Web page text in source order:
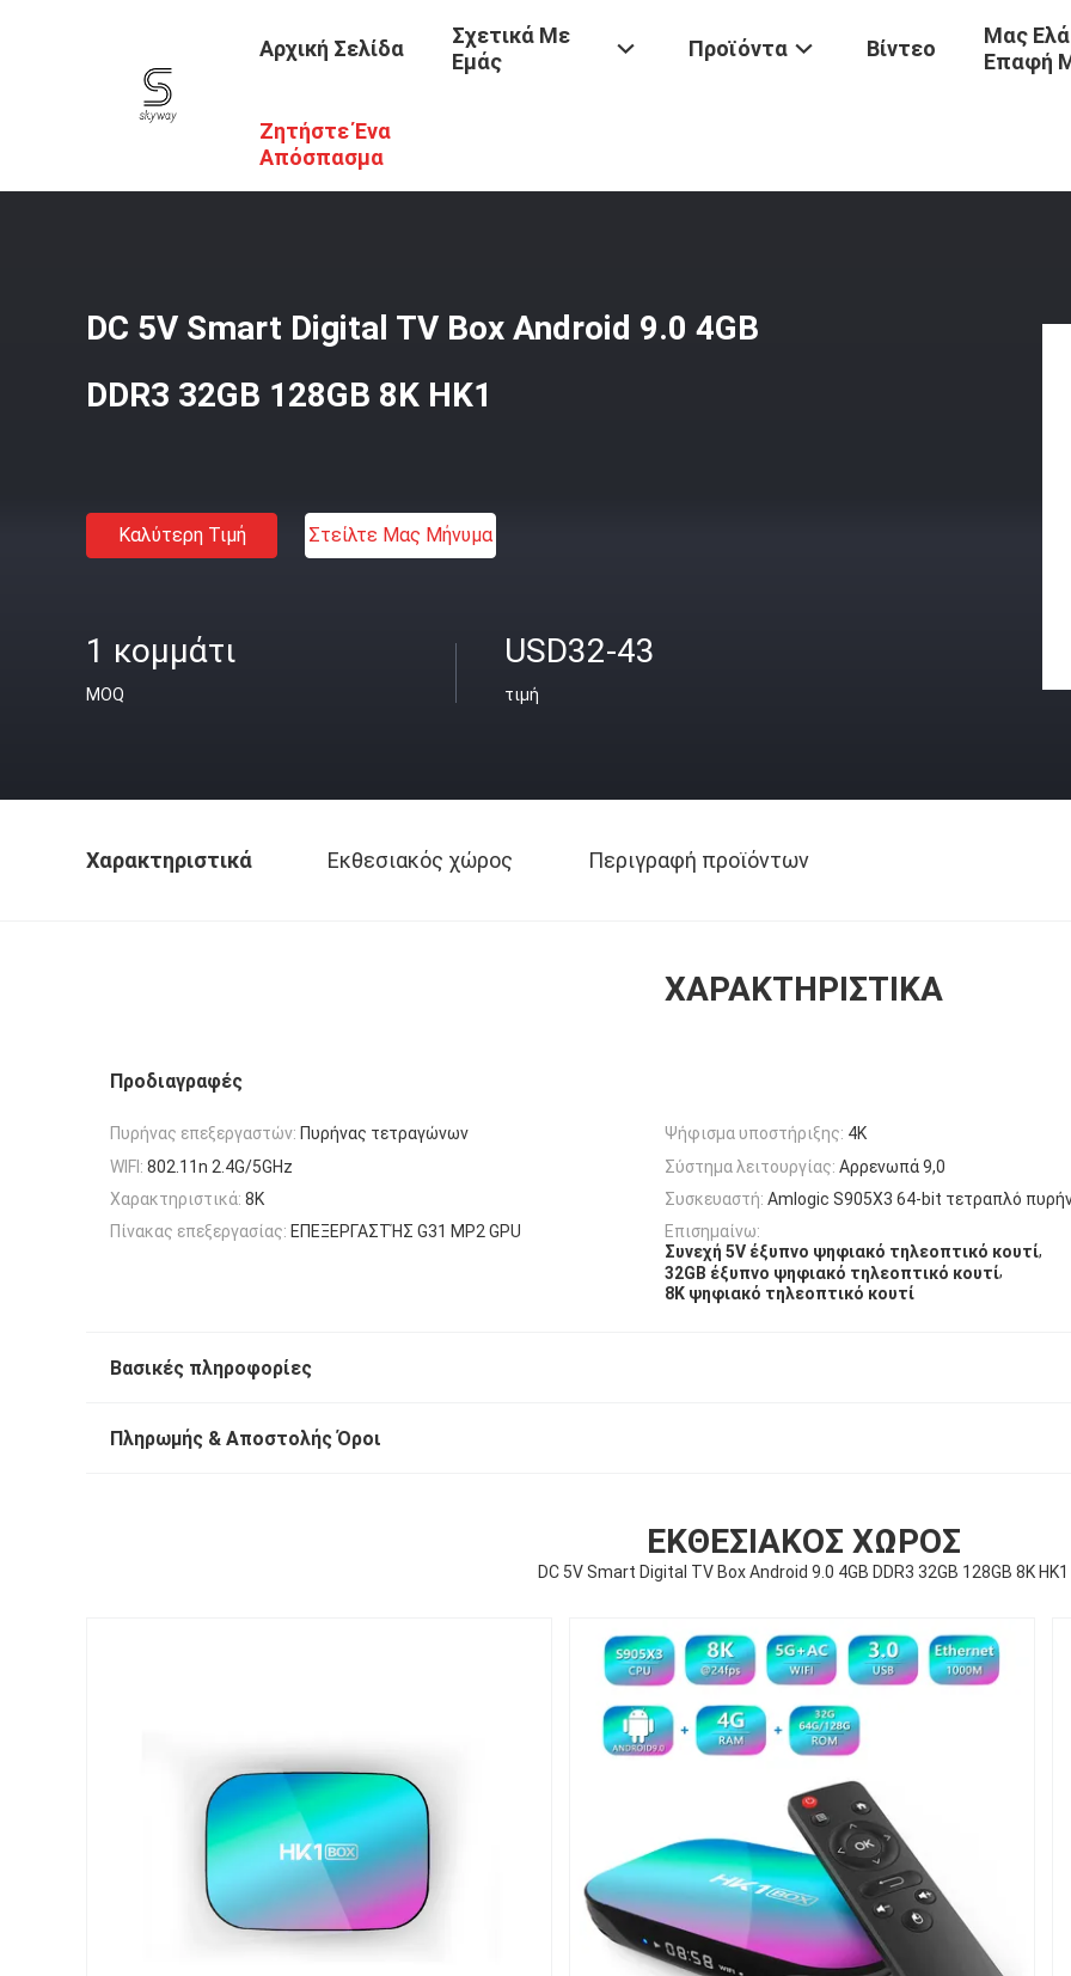
Αρχική Σελίδα
Σχετικά Με
Εμάς
Προϊόντα Βίντεο
Μας
Επαφή
Ζητήστε Ένα
Απόσπασμα
Προϊόντα / Πίνακα Καλωδίων IPTV
DC 5V Smart Digital TV Box Android 9.0 4GB
DDR3 32GB 128GB 8K HK1
Καλύτερη Τιμή Στείλτε Μας Μήνυμα
1 κομμάτι
MOQ
USD32-43
τιμή
Χαρακτηριστικά Εκθεσιακός χώρος Περιγραφή προϊόντων
ΧΑΡΑΚΤΗΡΙΣΤΙΚΆ
Προδιαγραφές
Πυρήνας επεξεργαστών: Πυρήνας τετραγώνων Ψήφισμα υποστήριξης: 4K
WIFI: 802.11n 2.4G/5GHz Σύστημα λειτουργίας: Αρρενωπά 9,0
Χαρακτηριστικά: 8K Συσκευαστή: Amlogic S905X3 64-bit τετραπλό
Πίνακας επεξεργασίας: ΕΠΕΞΕΡΓΑΣΤΉΣ G31 MP2 GPU
Επισημαίνω:
Συνεχή 5V έξυπνο ψηφιακό τηλεοπτικό κουτί,
32GB έξυπνο ψηφιακό τηλεοπτικό κουτί,
8K ψηφιακό τηλεοπτικό κουτί
Βασικές πληροφορίες
Πληρωμής & Αποστολής Όροι
ΕΚΘΕΣΙΑΚΌΣ ΧΏΡΟΣ
DC 5V Smart Digital TV Box Android 9.0 4GB DDR3 32GB 128GB 8K HK1